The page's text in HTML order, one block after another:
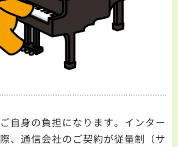
自身の負担になります。インター
、通信会社のご契約が従量制（サ